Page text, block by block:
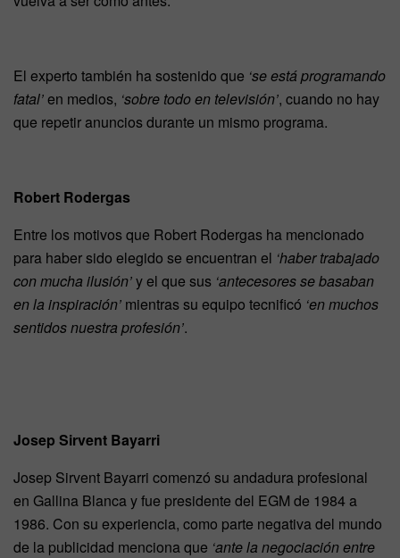
El experto también ha sostenido que ‘se está programando
fatal’en medios, ‘sobre todo en televisión’, cuando no hay
que repetir anuncios durante un mismo programa.
Robert Rodergas
Entre los motivos que Robert Rodergas ha mencionado
para haber sido elegido se encuentran el ‘haber trabajado
con mucha ilusión’y el que sus ‘antecesores se basaban
en la inspiración’ mientras su equipo tecnificó ‘en muchos
sentidos nuestra profesión’.
Josep Sirvent Bayarri
Josep Sirvent Bayarri comenzó su andadura profesional
en Gallina Blanca y fue presidente del EGM de 1984 a
1986. Con su experiencia, como parte negativa del mundo
de la publicidad menciona que ‘ante la negociación entre